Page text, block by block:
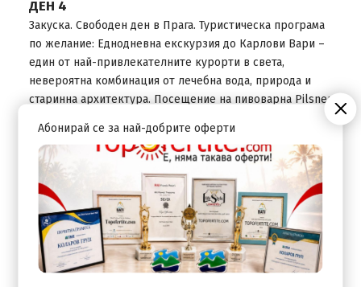
ДЕН 4
Закуска. Свободен ден в Прага. Туристическа програма
по желание: Еднодневна екскурзия до Карлови Вари –
един от най-привлекателните курорти в света,
невероятна комбинация от лечебна вода, природа и
старинна архитектура. Посещение на пивоварна Pilsner
Urquell с включена беседа и дегустация (входната такса
за пивоварната се заплаща допълнително на място). По
време на разходката ще имате възможност да
надникнете в старите изби, където преди почти 2 века
се „ражда“ уникалният вкус на едноименната чешка
бира, да се запознаете с традиционния метод на
производство и всички съставки. Кулминацията на
разходката е дегустация на нефилтрирана бира Pilsner
Urquell.Връщане в Прага вечерта. Нощувка.
Абонирай се за най-добрите оферти